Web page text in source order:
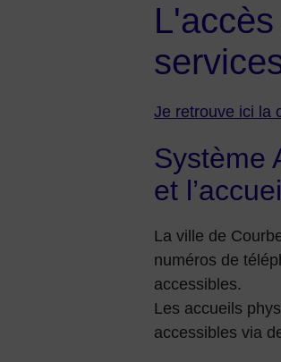
Je retrouve ici la
Système
et
La ville de
numéros de
accessibles.
Les accueils
accessibles via